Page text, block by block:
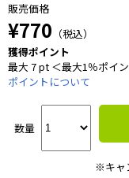
販売価格
¥770 （税込）
獲得ポイント
最大 7 pt ＜最大1％ポイ
ポイントについて
数量
※キャ